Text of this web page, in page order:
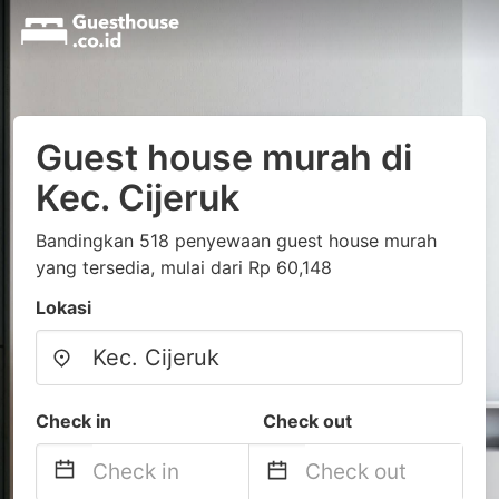
Guest house murah di
Kec. Cijeruk
Bandingkan 518 penyewaan guest house murah
yang tersedia, mulai dari Rp 60,148
Lokasi
Check in Check out